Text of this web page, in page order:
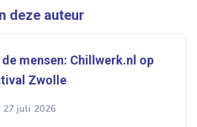
deze auteur
mensen: Chillwerk.nl op
Zwolle
juli 2026